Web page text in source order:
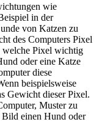
wie
in der
von Katzen zu
des Computers Pixel
welche Pixel wichtig
odereine Katze
diese
beispielsweise
Gewicht dieser Pixel.
, Muster zu
Bild einen Hund oder